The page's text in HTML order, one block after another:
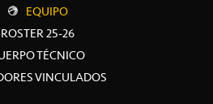
EQUIPO
ROSTER 25-26
TÉCNICO
VINCULADOS